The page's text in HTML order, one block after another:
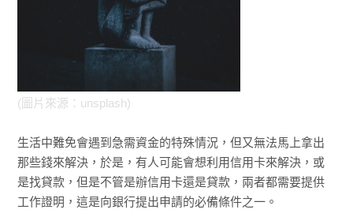
(圖片來源：unsplash)
生活中難免會遇到急需資金的特殊情況，但又無法馬上拿出
那些錢來解決，於是，有人可能會想利用信用卡來解決，或
是找貸款，但是不管是辦信用卡還是貸款，兩者都需要提供
工作證明，這是向銀行提出申請的必備條件之一。